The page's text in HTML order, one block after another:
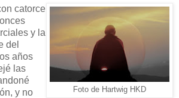
Foto de Hartwig HKD
catorce
y la
del
años
las
y no